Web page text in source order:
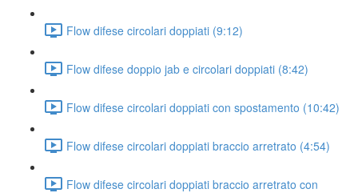
Flow difese circolari doppiati (9:12)
Flow difese doppio jab e circolari doppiati (8:42)
Flow difese circolari doppiati con spostamento (10:42)
Flow difese circolari doppiati braccio arretrato (4:54)
Flow difese circolari doppiati braccio arretrato con